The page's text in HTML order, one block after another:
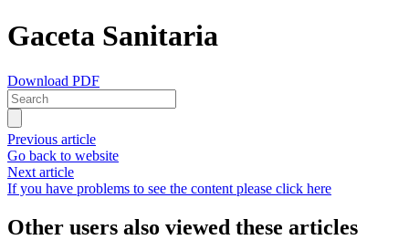
Gaceta Sanitaria
Download PDF
Previous article
Go back to website
Next article
If you have problems to see the content please click here
Other users also viewed these articles